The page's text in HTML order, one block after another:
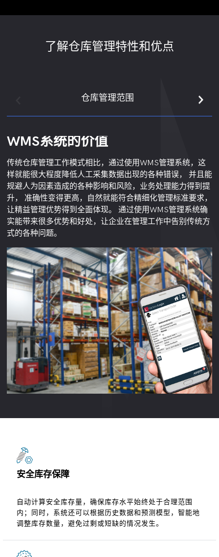
了解仓库管理特性和优点
仓库管理范围
WMS系统的价值
传统仓库管理工作模式相比，通过使用WMS管理系统，这
样就能很大程度降低人工采集数据出现的各种错误， 并且能
规避人为因素造成的各种影响和风险，业务处理能力得到提
升， 准确性变得更高，自然就能符合精细化管理标准要求，
让精益管理优势得到全面体现。 通过使用WMS管理系统确
实能带来很多优势和好处，让企业在管理工作中告别传统方
式的各种问题。
智能化出入库管理
仓储管理系统使用条码/rfid技术规范货物以及库位的标记，
通过灵活的入库方案，智能引导货物的入库， 在入库过程
中，可以展示优选的入库库位，仓库作业人员仅需前往建议
的库位进行入库， 并扫描货物的条码以及库位的条码，就可
以将货物的具体库位记录到系统当中。 系统既可以优化入库
路径，又能迅速精确记录存放库位。
拣货等，在拣货出库过程中， 仓库作业人员通过pda扫码枪
查看拣货出库单，pda扫码枪上根据先进先出等出库方案智
能展示货物的具体所在库位， 仓库作业人员仅需前往该库位
进行扫描拣货出库就可以。 拣货出库完成之后，系统中相应
的库存数据可以自动变少。
盘点仓库实际库存
仓储管理系统可以支持抽检清点、临时清点、定期清点、反
复清点等等多种清点途径，通过系统创建清点任务， 用pda
扫码枪批量扫描清点，清点完成后可以形成清点数据对比以
及相关的清点报表等。
物料不同仓库/储位质检的调拨
调拨提供多种功能和改善，如：
加快库存周转率：调拨可确保货物存放在最适合的储位，而
不是停留在不必要的储位上；
最大程度地优化存储空间：调拨可确保货物存放在可用空间
的最佳位置；
统一库存管理：调拨可确保企业在不同仓库或库区间的库存
管理一致性，以减少重复操作或错误；
优化库存管理：调拨可通过将货物移动到需要加紧物料管理
的区域来帮助企业优化库存管理。
提高货架利用率：根据货物的需求量和货架的类型和数量，
将货物移到最适合的货架上，可以帮助企业提高货架的利用
率；
监控物料库存情况
实时监控仓库内货物的流动情况，准确追踪库存变化。无论
是入库、出库还是转移， 系统都能及时更新库存信息，让仓
库人员随时了解当前库存水平。 这样，企业可以精确掌握库
存状态，避免库存积压和缺货现象，提高库存周转率。
系统自动分配和监控，实时跟踪订单状态。系统根据库存情
况和订单优先级，将订单分配给最合适的仓库位置。 仓库人
度。 这样，企业能够更快地响应顾客需求，提高客户满意
度。
确保供应商来料质量
对供应商提供的原材料和零部件进行质量检查和验证。 该模
块涵盖了来料质量数据的采集、分析、报告和追溯等功能，
以确保来料符合质量要求，并提供实时的质量指标和报告。
仓管管理多维度分析
WMS系统收集并分析大量的仓储数据，形成实时的数据报
告和分析结果。企业可以通过这些数据了解仓库运营状况、
库存周转率、订单处理效率等关键指标。凭借这些数据支
持，企业可以做出明智决策，优化仓库管理策略，提高工作
效率。
安全库存保障
自动计算安全库存量，确保库存水平始终处于合理范围
内；同时，系统还可以根据历史数据和预测模型，智能地
调整库存数量，避免过剩或短缺的情况发生。